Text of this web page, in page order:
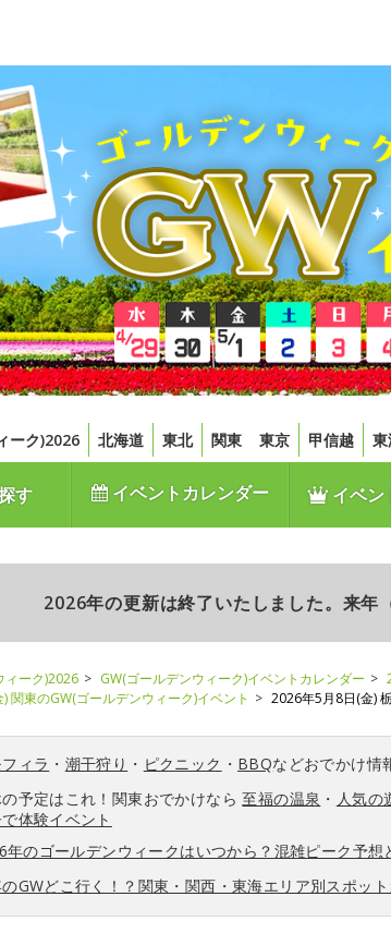
ーク)2026 北海道 東北 関東 東京 甲信越
す イベントカレンダー イベン
2026年の更新は終了いたしました。来年
ィーク)2026 GW(ゴールデンウィーク)イベントカレンダー
関東のGW(ゴールデンウィーク)イベント
2026年5月8日(金)
ィラ ・ 潮干狩り ・ ピクニック ・ BBQなどおでかけ情
予定はこれ！関東おでかけなら至福の温泉 ・ 人気の
体験イベント
年のゴールデンウィークはいつから？混雑ピーク予想
GWどこ行く！？関東・関西・東海エリア別スポッ